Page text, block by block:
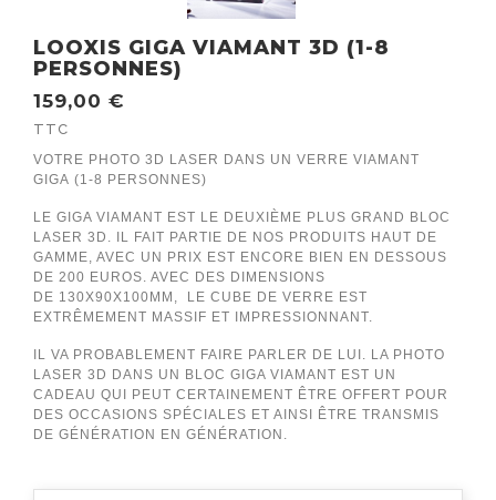
LOOXIS GIGA VIAMANT 3D (1-8
PERSONNES)
159,00 €
TTC
VOTRE PHOTO 3D LASER DANS UN VERRE VIAMANT
GIGA (1-8 PERSONNES)
LE GIGA VIAMANT EST LE DEUXIÈME PLUS GRAND BLOC
LASER 3D. IL FAIT PARTIE DE NOS PRODUITS HAUT DE
GAMME, AVEC UN PRIX EST ENCORE BIEN EN DESSOUS
DE 200 EUROS. AVEC DES DIMENSIONS
DE 130X90X100MM
, LE CUBE DE VERRE EST
EXTRÊMEMENT MASSIF ET IMPRESSIONNANT.
IL VA PROBABLEMENT FAIRE PARLER DE LUI. LA PHOTO
LASER 3D DANS UN BLOC GIGA VIAMANT EST UN
CADEAU QUI PEUT CERTAINEMENT ÊTRE OFFERT POUR
DES OCCASIONS SPÉCIALES ET AINSI ÊTRE TRANSMIS
DE GÉNÉRATION EN GÉNÉRATION.